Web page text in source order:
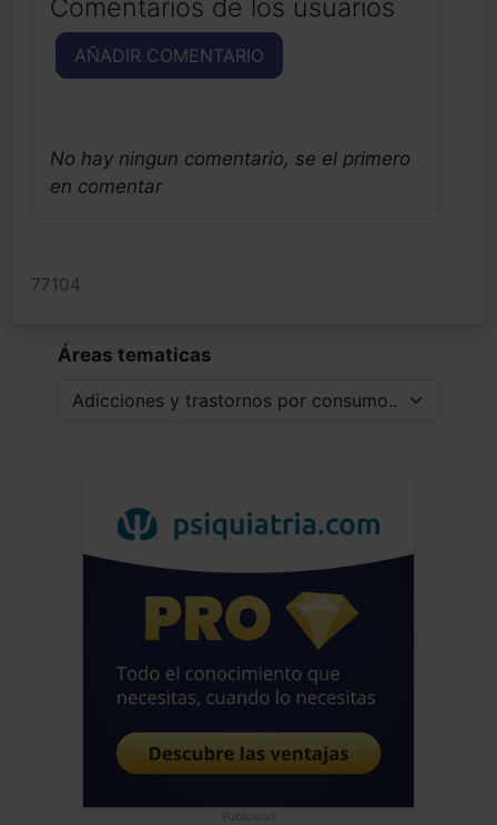
Comentarios de los usuarios
AÑADIR COMENTARIO
No hay ningun comentario, se el primero
en comentar
77104
Áreas tematicas
Publicidad